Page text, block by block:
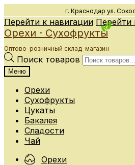
г. Краснодар ул.
Перейти к навигации Перейти
Орехи · Сухофрукты
Оптово-розничный склад-магазин
Поиск товаров
Меню
Орехи
Сухофрукты
Цукаты
Бакалея
Сладости
Чай
Орехи